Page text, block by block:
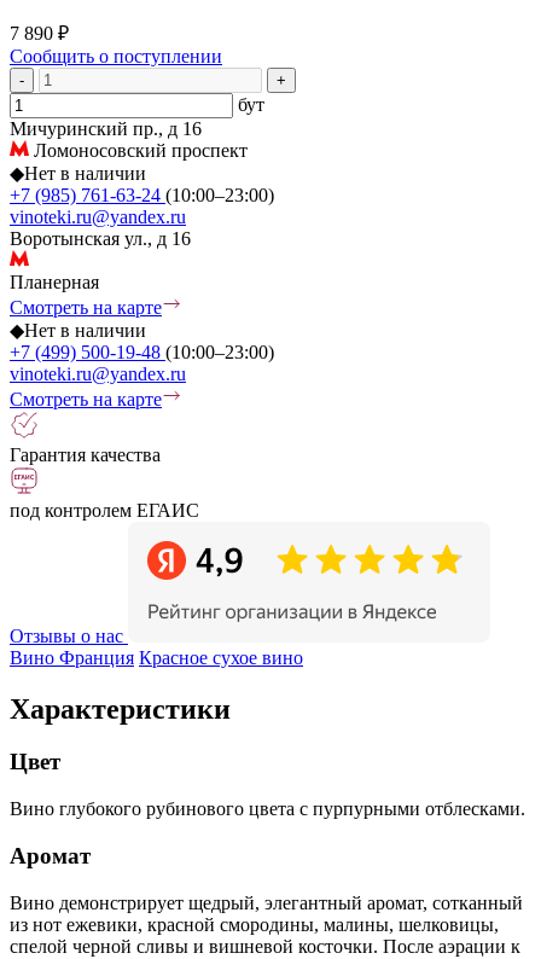
7 890 ₽
Сообщить о поступлении
- +
бут
Мичуринский пр., д 16
Ломоносовский проспект
◆Нет в наличии
+7 (985) 761-63-24 (10:00–23:00)
vinoteki.ru@yandex.ru
Воротынская ул., д 16
Планерная
Смотреть на карте
◆Нет в наличии
+7 (499) 500-19-48 (10:00–23:00)
vinoteki.ru@yandex.ru
Смотреть на карте
Гарантия качества
под контролем ЕГАИС
Отзывы о нас
Вино Франция Красное сухое вино
Характеристики
Цвет
Вино глубокого рубинового цвета с пурпурными отблесками.
Аромат
Вино демонстрирует щедрый, элегантный аромат, сотканный
из нот ежевики, красной смородины, малины, шелковицы,
спелой черной сливы и вишневой косточки. После аэрации к